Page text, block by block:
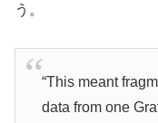
う。
“This meant
data from one